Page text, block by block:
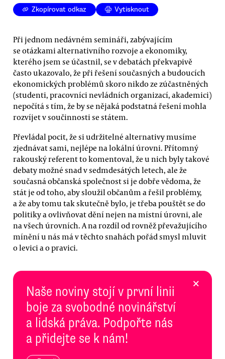
Zkopírovat odkaz Vytisknout
Při jednom nedávném semináři, zabývajícím
se otázkami alternativního rozvoje a ekonomiky,
kterého jsem se účastnil, se v debatách překvapivě
často ukazovalo, že při řešení současných a budoucích
ekonomických problémů skoro nikdo ze zúčastněných
(studenti, pracovníci nevládních organizací, akademici)
nepočítá s tím, že by se nějaká podstatná řešení mohla
rozvíjet v součinnosti se státem.
Převládal pocit, že si udržitelné alternativy musíme
zjednávat sami, nejlépe na lokální úrovni. Přítomný
rakouský referent to komentoval, že u nich byly takové
debaty možné snad v sedmdesátých letech, ale že
současná občanská společnost si je dobře vědoma, že
stát je od toho, aby sloužil občanům a řešil problémy,
a že aby tomu tak skutečně bylo, je třeba pouštět se do
politiky a ovlivňovat dění nejen na místní úrovni, ale
na všech úrovních. A na rozdíl od rovněž převažujícího
mínění u nás má v těchto snahách pořád smysl mluvit
o levici a o pravici.
Naše noviny stojí v první linii
boje za svobodné novinářství
a lidská práva. Podpořte nás
a přidejte se k nám!
×